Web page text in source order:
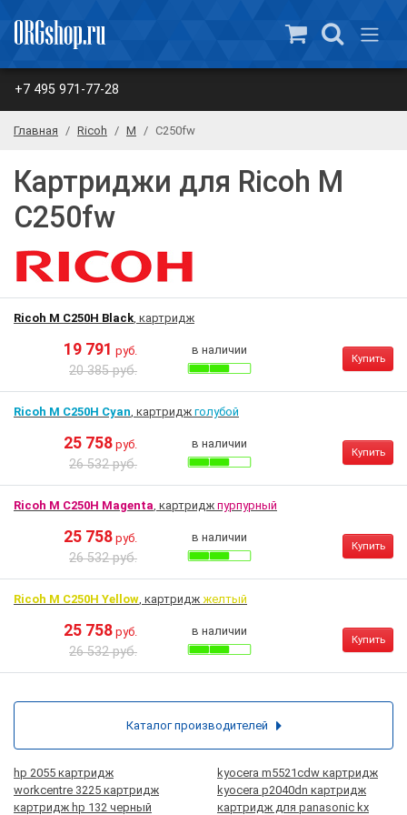
+7 495 971-77-28
Главная Ricoh M C250fw
Картриджи для Ricoh M
C250fw
Ricoh M C250H Black, картридж
19 791 руб.
20 385 руб.
в наличии
Купить
Ricoh M C250H Cyan, картридж голубой
25 758 руб.
26 532 руб.
в наличии
Купить
Ricoh M C250H Magenta, картридж пурпурный
25 758 руб.
26 532 руб.
в наличии
Купить
Ricoh M C250H Yellow, картридж желтый
25 758 руб.
26 532 руб.
в наличии
Купить
hp 2055 картридж
kyocera m5521cdw картридж
workcentre 3225 картридж
kyocera p2040dn картридж
картридж hp 132 черный
картридж для panasonic kx